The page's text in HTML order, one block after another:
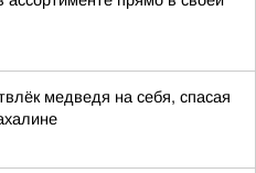
медведя на себя, спасая